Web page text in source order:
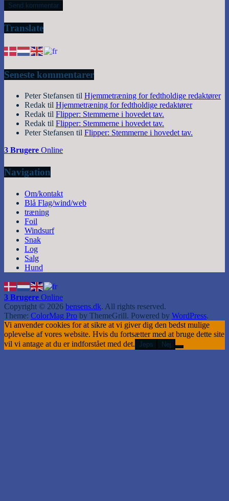
Translate
Seneste kommentarer
Peter Stefansen til Hjemmetræning for fedtholdige redaktører
Redak til Hjemmetræning for fedtholdige redaktører
Redak til Flipper: Stemmerne i hovedet tav.
Redak til Flipper: Stemmerne i hovedet tav.
Peter Stefansen til Flipper: Stemmerne i hovedet tav.
3 Brugere Online
Navigation
Om/kontakt
Blå Flag/wind/web
træning
Foil
Windsurf
Snak
Log
Salg
Hund
3 Brugere Online
Copyright © 2026 bensens.dk. All rights reserved.
Theme: ColorMag Pro by ThemeGrill. Powered by WordPress.
Vi anvender cookies for at sikre at vi giver dig den bedst mulige
oplevelse af vores website. Hvis du fortsætter med at bruge dette site
vil vi antage at du er indforstået med det. Jeps Nej